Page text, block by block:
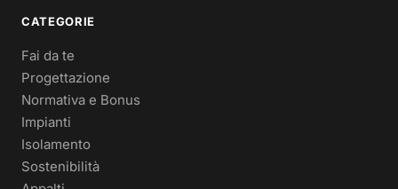
CATEGORIE
Fai da te
Progettazione
Normativa e Bonus
Impianti
Isolamento
Sostenibilità